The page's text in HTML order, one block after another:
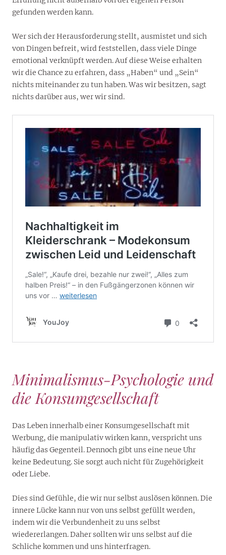
gefunden werden kann.
Wer sich der Herausforderung stellt, ausmistet und sich
von Dingen befreit, wird feststellen, dass viele Dinge
emotional verknüpft werden. Auf diese Weise erhalten
wir die Chance zu erfahren, dass „Haben“ und „Sein“
nichts miteinander zu tun haben. Was wir besitzen, sagt
nichts darüber aus, wer wir sind.
Minimalismus-Psychologie und
die Konsumgesellschaft
Das Leben innerhalb einer Konsumgesellschaft mit
Werbung, die manipulativ wirken kann, verspricht uns
häufig das Gegenteil. Dennoch gibt uns eine neue Uhr
keine Bedeutung. Sie sorgt auch nicht für Zugehörigkeit
oder Liebe.
Dies sind Gefühle, die wir nur selbst auslösen können. Die
innere Lücke kann nur von uns selbst gefüllt werden,
indem wir die Verbundenheit zu uns selbst
wiedererlangen. Daher sollten wir uns selbst auf die
Schliche kommen und uns hinterfragen.